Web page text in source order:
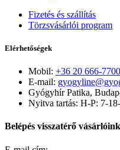
Fizetés és szállítás
Törzsvásárlói program
Elérhetőségek
Mobil: +36 20 666-7700
E-mail:
Gyógyhír Patika,
Nyitva tartás: H-P: 7-
Belépés visszatérő